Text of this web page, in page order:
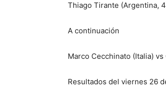
Thiago Tirante (Argentina,
A continuación
Marco Cecchinato (Italia)
Resultados del viernes 26